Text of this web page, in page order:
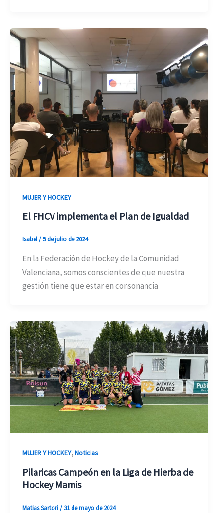
MUJER Y HOCKEY
El FHCV implementa el Plan de Igualdad
Isabel/5 de julio de 2024
En la Federación de Hockey de la Comunidad
Valenciana, somos conscientes de que nuestra
gestión tiene que estar en consonancia
MUJER Y HOCKEY,Noticias
Pilaricas Campeón en la Liga de Hierba de
Hockey Mamis
Matias Sartori/ 31 de mayo de 2024